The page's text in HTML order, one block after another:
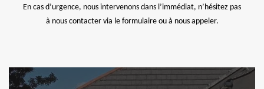
En cas d’urgence, nous intervenons dans l’immédiat, n’hésitez pas
à nous contacter via le formulaire ou à nous appeler.